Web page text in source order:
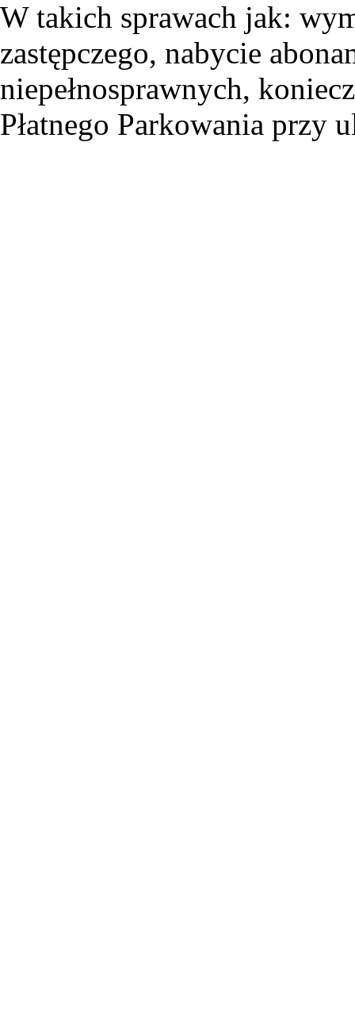
W takich sprawach jak:
zastępczego, nabycie
niepełnosprawnych,
Płatnego Parkowania przy